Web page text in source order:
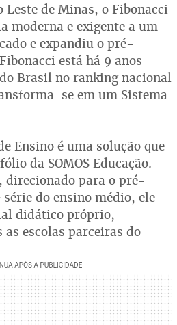
Leste de Minas, o Fibonacci
moderna e exigente a um
e expandiu o pré-
está há 9 anos
Brasil no ranking nacional
se em um Sistema
Ensino é uma solução que
da SOMOS Educação.
para o pré-
do ensino médio, ele
didático próprio,
escolas parceiras do